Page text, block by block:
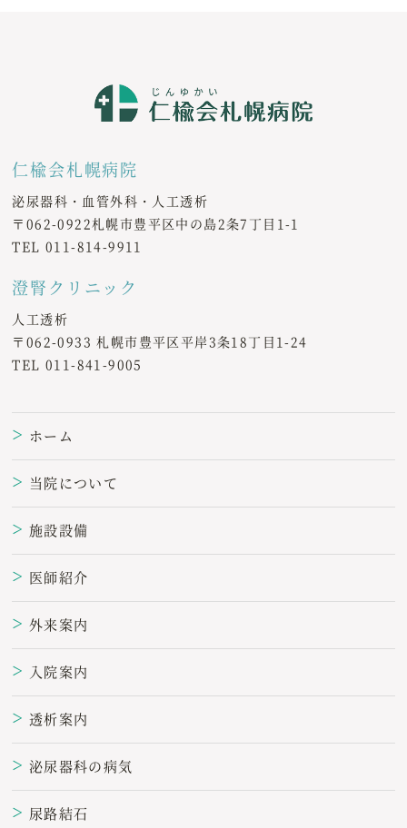
仁楡会札幌病院
泌尿器科・血管外科・人工透析
〒062-0922札幌市豊平区中の島2条7丁目1-1
TEL011-814-9911
澄腎クリニック
人工透析
〒062-0933 札幌市豊平区平岸3条18丁目1-24
TEL011-841-9005
＞ ホーム
＞ 当院について
＞ 施設設備
＞ 医師紹介
＞ 外来案内
＞ 入院案内
＞ 透析案内
＞ 泌尿器科の病気
＞ 尿路結石